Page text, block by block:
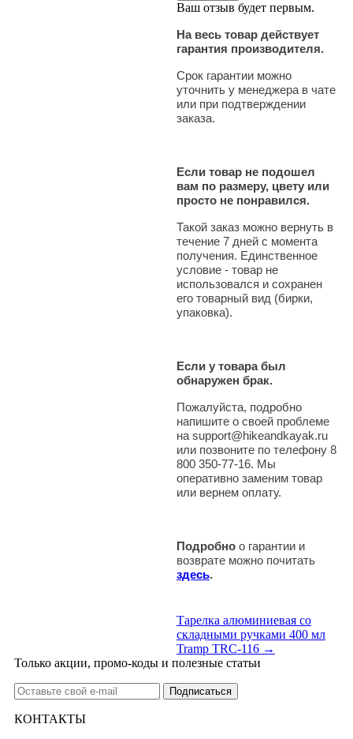
Ваш отзыв будет первым.
На весь товар действует
гарантия производителя.
Срок гарантии можно
уточнить у менеджера в чате
или при подтверждении
заказа.
Если товар не подошел
вам по размеру, цвету или
просто не понравился.
Такой заказ можно вернуть в
течение 7 дней с момента
получения. Единственное
условие - товар не
использовался и сохранен
его товарный вид (бирки,
упаковка).
Если у товара был
обнаружен брак.
Пожалуйста, подробно
напишите о своей проблеме
на support@hikeandkayak.ru
или позвоните по телефону 8
800 350-77-16. Мы
оперативно заменим товар
или вернем оплату.
Подробно о гарантии и
возврате можно почитать
здесь.
Тарелка алюминиевая со
складными ручками 400 мл
Tramp TRC-116 →
Только акции, промо-коды и полезные статьи
КОНТАКТЫ